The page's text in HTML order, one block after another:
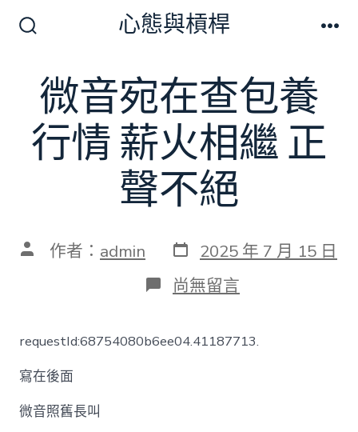
切
換
關
心態與槓桿
微音宛在查包養
行情 薪火相繼 正
聲不絕
文 作者： admin 發
表
日
期
2025 年 7 月 15 日
在
〈微
宛
在
尚無留言
requestId:68754080b6ee04.41187713.
寫在後面
微音照舊長叫